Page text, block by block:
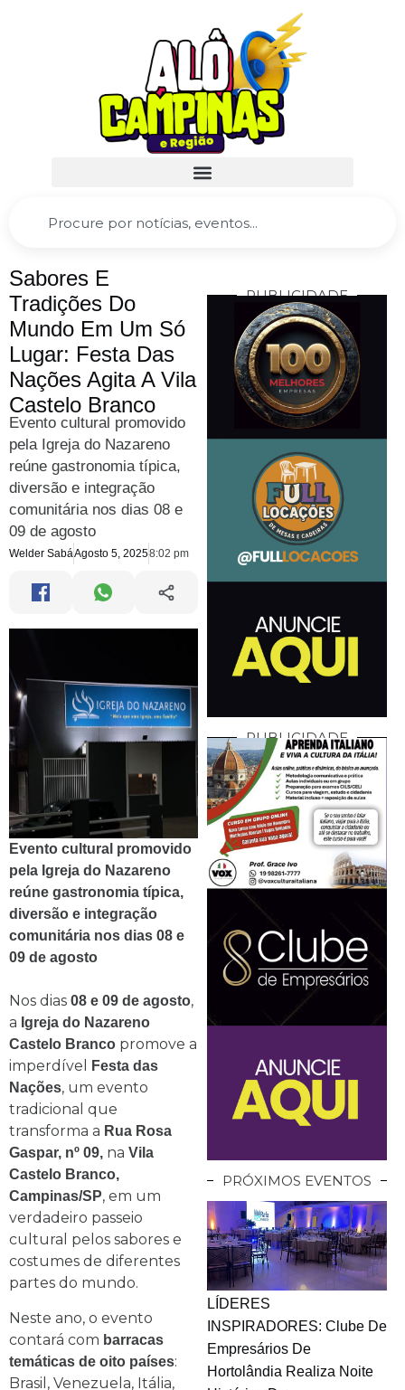
Sabores E
Tradições Do
Mundo Em Um Só
Lugar: Festa Das
Nações Agita A Vila
Castelo Branco
Evento cultural promovido
pela Igreja do Nazareno
reúne gastronomia típica,
diversão e integração
comunitária nos dias 08 e
09 de agosto
Welder SabáAgosto 5, 20258:02 pm
Evento cultural promovido
pela Igreja do Nazareno
reúne gastronomia típica,
diversão e integração
comunitária nos dias 08 e
09 de agosto
Nos dias 08 e 09 de agosto,
a Igreja do Nazareno
Castelo Branco promove a
imperdível
Festa das
Nações, um evento
tradicional que
transforma a Rua Rosa
Gaspar, nº 09, na Vila
Castelo Branco,
Campinas/SP, em um
verdadeiro passeio
cultural pelos sabores e
costumes de diferentes
partes do mundo.
Neste ano, o evento
contará com barracas
temáticas de oito países:
Brasil, Venezuela, Itália,
PUBLICIDADE
PUBLICIDADE
PRÓXIMOS EVENTOS
LÍDERES
INSPIRADORES: Clube De
Empresários De
Hortolândia Realiza Noite